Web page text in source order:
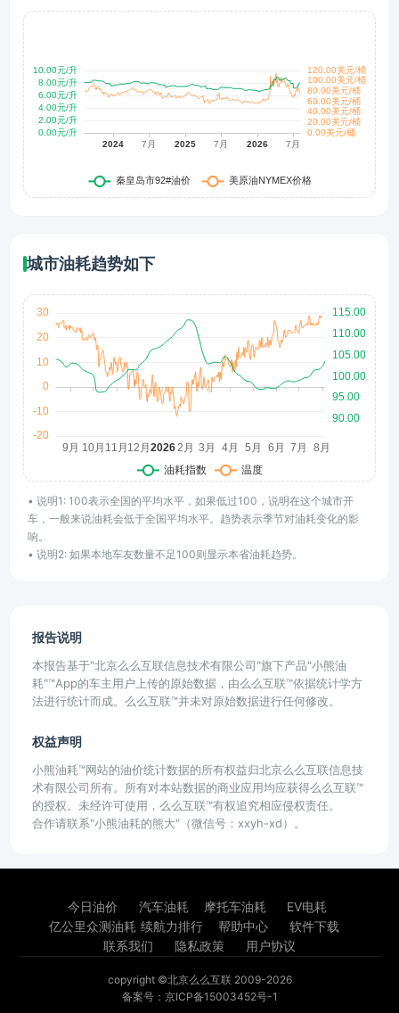
城市油耗趋势如下
• 说明1: 100表示全国的平均水平，如果低过100，说明在这个城市开
车，一般来说油耗会低于全国平均水平。趋势表示季节对油耗变化的影
响。
• 说明2: 如果本地车友数量不足100则显示本省油耗趋势。
报告说明
本报告基于"北京么么互联信息技术有限公司"旗下产品"小熊油
耗"™App的车主用户上传的原始数据，由么么互联™依据统计学方
法进行统计而成。么么互联™并未对原始数据进行任何修改。
权益声明
小熊油耗™网站的油价统计数据的所有权益归北京么么互联信息技
术有限公司所有。所有对本站数据的商业应用均应获得么么互联™
的授权。未经许可使用，么么互联™有权追究相应侵权责任。
合作请联系"小熊油耗的熊大"（微信号：xxyh-xd）。
今日油价 汽车油耗 摩托车油耗
EV电耗
亿公里众测油耗 续航力排行 帮助中心
软件下载
联系我们
隐私政策 用户协议
copyright ©北京么么互联 2009-2026
备案号：京ICP备15003452号-1